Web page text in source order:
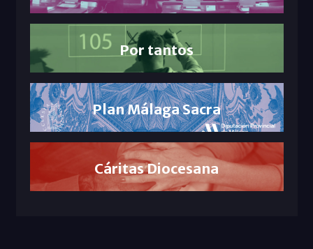
Por tantos
Plan Málaga Sacra
Cáritas Diocesana